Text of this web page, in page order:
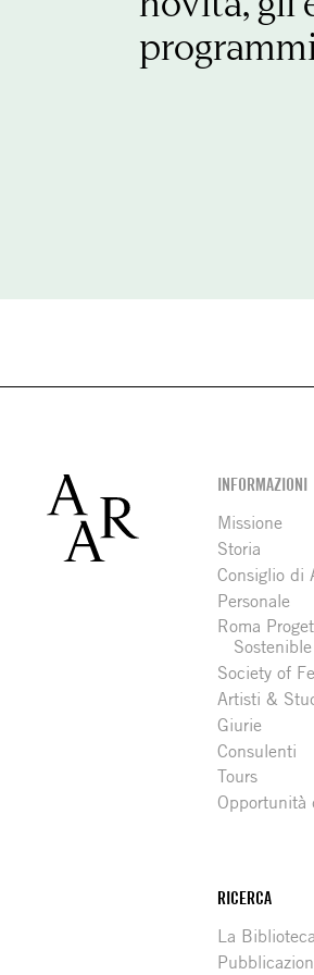
Footer
INFORMAZIONI
Missione
Storia
Consiglio di
Personale
Roma
Sostenible
Society of
Artisti &
Giurie
Consulenti
Tours
Opportunità
RICERCA
La Biblioteca